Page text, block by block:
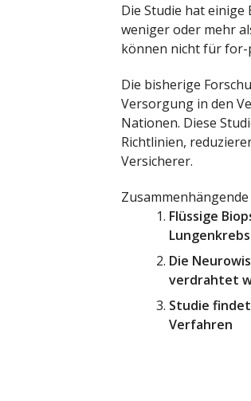
Die Studie hat
weniger oder mehr
können nicht für
Die bisherige
Versorgung in den
Nationen. Diese
Richtlinien,
Versicherer.
Zusammenhängende
Flüssige
Die
verdrahtet
Studie
Verfahren